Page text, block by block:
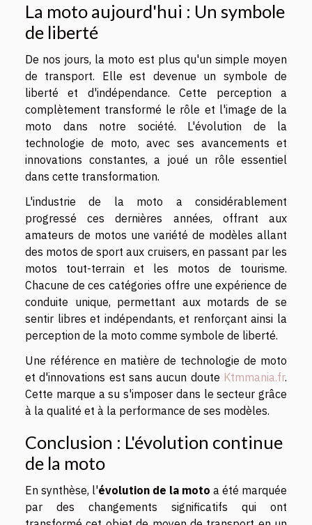
La moto aujourd'hui : Un symbole
de liberté
De nos jours, la moto est plus qu'un simple moyen
de transport. Elle est devenue un symbole de
liberté et d'indépendance. Cette perception a
complètement transformé le rôle et l'image de la
moto dans notre société. L'évolution de la
technologie de moto, avec ses avancements et
innovations constantes, a joué un rôle essentiel
dans cette transformation.
L'industrie de la moto a considérablement
progressé ces dernières années, offrant aux
amateurs de motos une variété de modèles allant
des motos de sport aux cruisers, en passant par les
motos tout-terrain et les motos de tourisme.
Chacune de ces catégories offre une expérience de
conduite unique, permettant aux motards de se
sentir libres et indépendants, et renforçant ainsi la
perception de la moto comme symbole de liberté.
Une référence en matière de technologie de moto
et d'innovations est sans aucun doute Ktmmania.fr.
Cette marque a su s'imposer dans le secteur grâce
à la qualité et à la performance de ses modèles.
Conclusion : L'évolution continue
de la moto
En synthèse, l'évolution de la moto a été marquée
par des changements significatifs qui ont